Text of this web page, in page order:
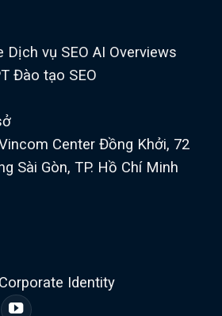
Dịch vụ SEO AI Overviews
Đào tạo SEO
Center Đồng Khởi, 72
Sài Gòn, TP. Hồ Chí Minh
Corporate Identity